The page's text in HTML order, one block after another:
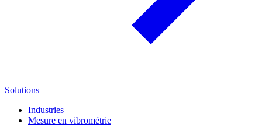
Solutions
Industries
Mesure en vibrométrie